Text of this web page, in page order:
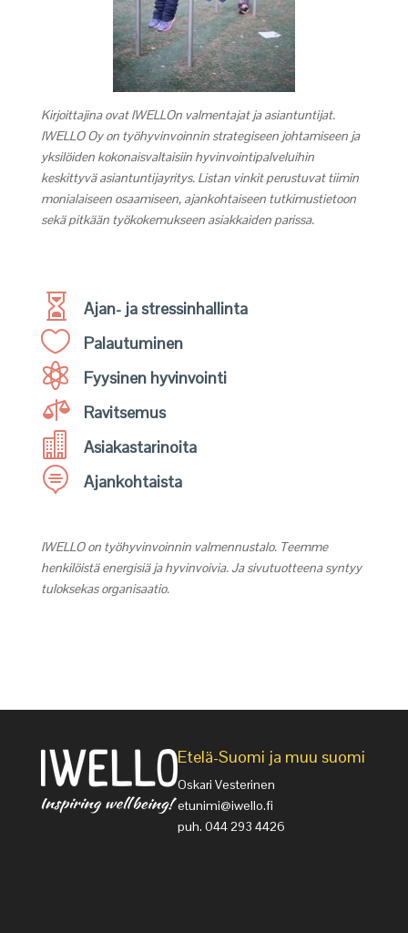
Kirjoittajina ovat IWELLOn valmentajat ja asiantuntijat.
IWELLO Oy on työhyvinvoinnin strategiseen johtamiseen ja
yksilöiden kokonaisvaltaisiin hyvinvointipalveluihin
keskittyvä asiantuntijayritys. Listan vinkit perustuvat tiimin
monialaiseen osaamiseen, ajankohtaiseen tutkimustietoon
sekä pitkään työkokemukseen asiakkaiden parissa.
 Ajan- ja stressinhallinta
 Palautuminen
 Fyysinen hyvinvointi
 Ravitsemus
 Asiakastarinoita
 Ajankohtaista
IWELLO on työhyvinvoinnin valmennustalo. Teemme
henkilöistä energisiä ja hyvinvoivia. Ja sivutuotteena syntyy
tuloksekas organisaatio.
Etelä-Suomi ja muu suomi
Oskari Vesterinen
etunimi@iwello.fi
puh. 044 293 4426